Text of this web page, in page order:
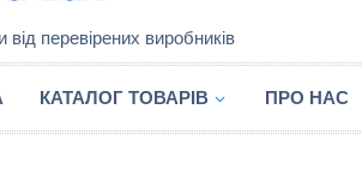
від перевірених виробників
КАТАЛОГ ТОВАРІВ ПРО НАС